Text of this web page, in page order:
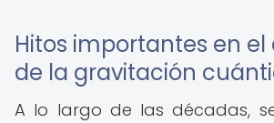
Hitos importantes en el
de la gravitación
A lo largo de las décadas,